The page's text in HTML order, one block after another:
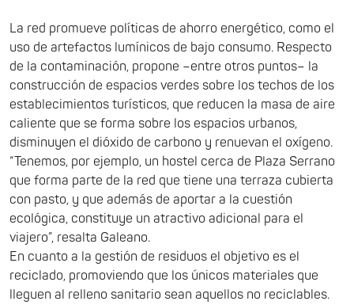
La red promueve políticas de ahorro energético, como el
uso de artefactos lumínicos de bajo consumo. Respecto
de la contaminación, propone –entre otros puntos– la
construcción de espacios verdes sobre los techos de los
establecimientos turísticos, que reducen la masa de aire
caliente que se forma sobre los espacios urbanos,
disminuyen el dióxido de carbono y renuevan el oxígeno.
“Tenemos, por ejemplo, un hostel cerca de Plaza Serrano
que forma parte de la red que tiene una terraza cubierta
con pasto, y que además de aportar a la cuestión
ecológica, constituye un atractivo adicional para el
viajero”, resalta Galeano.
En cuanto a la gestión de residuos el objetivo es el
reciclado, promoviendo que los únicos materiales que
lleguen al relleno sanitario sean aquellos no reciclables.